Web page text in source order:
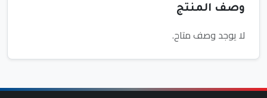
وصف المنتج
لا يوجد وصف متاح.